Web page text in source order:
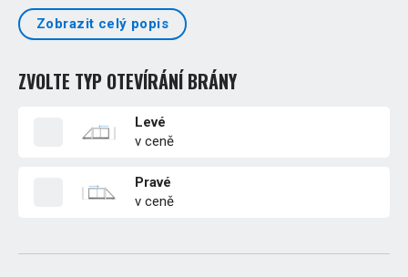
Zobrazit celý popis
ZVOLTE TYP OTEVÍRÁNÍ BRÁNY
Levé
v ceně
Pravé
v ceně